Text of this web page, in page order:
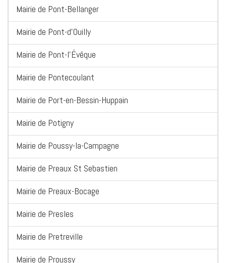
Mairie de Pont-Bellanger
Mairie de Pont-d'Ouilly
Mairie de Pont-l'Évêque
Mairie de Pontecoulant
Mairie de Port-en-Bessin-Huppain
Mairie de Potigny
Mairie de Poussy-la-Campagne
Mairie de Preaux St Sebastien
Mairie de Preaux-Bocage
Mairie de Presles
Mairie de Pretreville
Mairie de Proussy